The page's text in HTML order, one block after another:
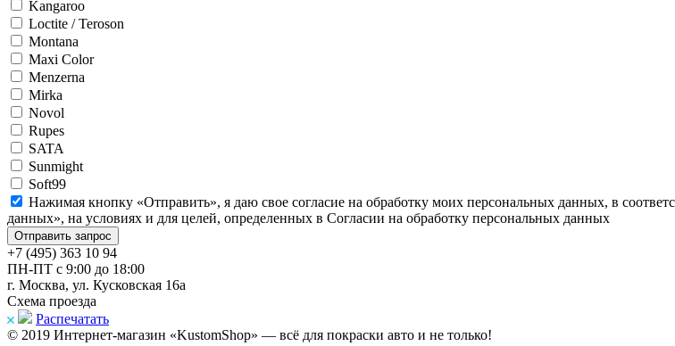
Kangaroo
Loctite / Teroson
Montana
Maxi Color
Menzerna
Mirka
Novol
Rupes
SATA
Sunmight
Soft99
Нажимая кнопку «Отправить», я даю свое согласие на обработку моих персональных данных, в
данных», на условиях и для целей, определенных в Согласии на обработку персональных данных
+7 (495) 363 10 94
ПН-ПТ с 9:00 до 18:00
г. Москва, ул. Кусковская 16а
Схема проезда
Распечатать
© 2019 Интернет-магазин «KustomShop» — всё для покраски авто и не только!